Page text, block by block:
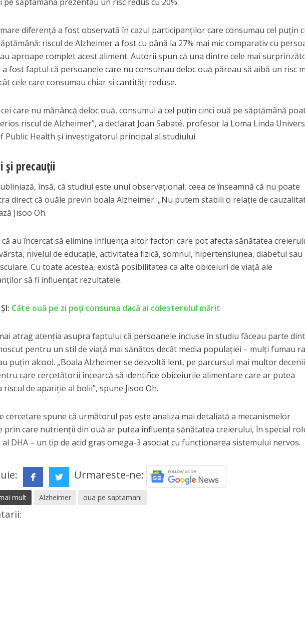
diferență a fost observată în cazul participanților care consumau cel puțin
riscul de Alzheimer a fost cu până la 27% mai mic comparativ cu
aproape complet acest aliment. Autorii spun că una dintre cele mai
a fost faptul că persoanele care nu consumau deloc ouă păreau să aibă un risc
cele care consumau chiar și cantități reduse.
cei care nu mănâncă deloc ouă, consumul a cel puțin cinci ouă pe săptămână
riscul de Alzheimer”, a declarat Joan Sabaté, profesor la Loma Linda
Public Health și investigatorul principal al studiului.
și precauții
însă, că studiul este unul observațional, ceea ce înseamnă că nu poate
direct că ouăle previn boala Alzheimer. „Nu putem stabili o relație de
Jisoo Oh.
că au încercat să elimine influența altor factori care pot afecta sănătatea
nivelul de educație, activitatea fizică, somnul, hipertensiunea, diabetul sau
Cu toate acestea, există posibilitatea ca alte obiceiuri de viață ale
să fi influențat rezultatele.
Câte ouă pe zi poți consuma dacă ai colesterolul mărit
atrag atenția asupra faptului că persoanele incluse în studiu făceau parte
pentru un stil de viață mai sănătos decât media populației – mulți fumau
puțin alcool. „Boala Alzheimer se dezvoltă lent, pe parcursul mai multor
care cercetătorii încearcă să identifice obiceiurile alimentare care ar putea
riscul de apariție al bolii”, spune Jisoo Oh.
cercetare spune că următorul pas este analiza mai detaliată a mecanismelor
prin care nutrienții din ouă ar putea influența sănătatea creierului, în special
al DHA – un tip de acid gras omega-3 asociat cu funcționarea sistemului nervos.
Urmareste-ne:
mult Alzheimer oua pe saptamani